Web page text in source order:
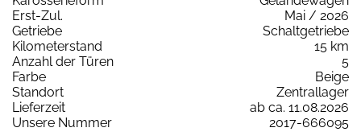
Erst-Zul.
Mai / 2026
Getriebe
Schaltgetriebe
Kilometerstand
15 km
Anzahl der Türen
5
Farbe
Beige
Standort
Zentrallager
Lieferzeit
ab ca. 11.08.2026
Unsere Nummer
2017-666095